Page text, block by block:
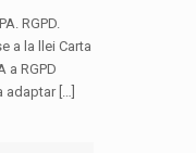
RGPD.
a la llei Carta
a RGPD
adaptar […]